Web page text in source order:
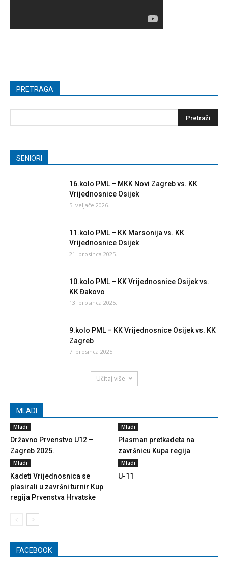
PRETRAGA
SENIORI
16.kolo PML – MKK Novi Zagreb vs. KK
Vrijednosnice Osijek
5. veljače 2026.
11.kolo PML – KK Marsonija vs. KK
Vrijednosnice Osijek
21. prosinca 2025.
10.kolo PML – KK Vrijednosnice Osijek vs.
KK Đakovo
13. prosinca 2025.
9.kolo PML – KK Vrijednosnice Osijek vs. KK
Zagreb
7. prosinca 2025.
Učitaj više
MLADI
Mladi
Državno Prvenstvo U12 –
Zagreb 2025.
Mladi
Plasman pretkadeta na
završnicu Kupa regija
Mladi
Kadeti Vrijednosnica se
plasirali u završni turnir Kup
regija Prvenstva Hrvatske
Mladi
U-11
FACEBOOK